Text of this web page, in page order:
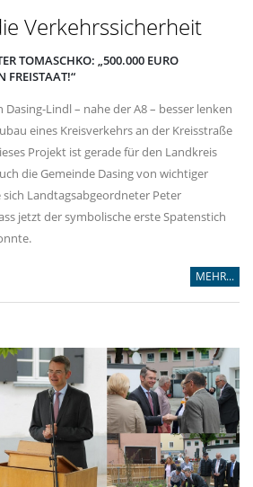
Verkehrssicherheit
TOMASCHKO: „500.000 EURO
FREISTAAT!“
Lindl – nahe der A8 – besser lenken
eines Kreisverkehrs an der Kreisstraße
Projekt ist gerade für den Landkreis
die Gemeinde Dasing von wichtiger
Landtagsabgeordneter Peter
jetzt der symbolische erste Spatenstich
MEHR...